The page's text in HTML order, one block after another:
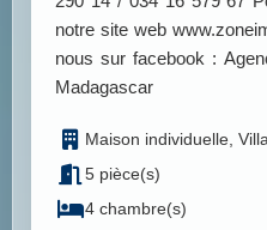
notre site web
nous sur facebook :
Madagascar
Maison individuelle,
5 pièce(s)
4 chambre(s)